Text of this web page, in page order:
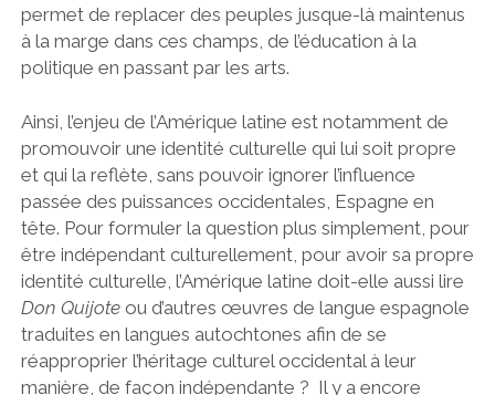
permet de replacer des peuples jusque-là maintenus
à la marge dans ces champs, de l’éducation à la
politique en passant par les arts.
Ainsi, l’enjeu de l’Amérique latine est notamment de
promouvoir une identité culturelle qui lui soit propre
et qui la reflète, sans pouvoir ignorer l’influence
passée des puissances occidentales, Espagne en
tête. Pour formuler la question plus simplement, pour
être indépendant culturellement, pour avoir sa propre
identité culturelle, l’Amérique latine doit-elle aussi lire
Don Quijoteou d’autres œuvres de langue espagnole
traduites en langues autochtones afin de se
réapproprier l’héritage culturel occidental à leur
manière, de façon indépendante ? Il y a encore